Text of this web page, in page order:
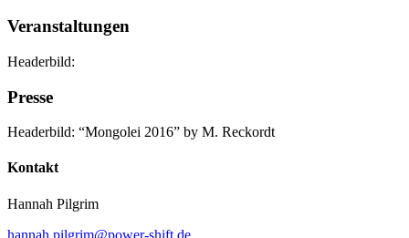
Veranstaltungen
Headerbild:
Presse
Headerbild: “Mongolei 2016” by M. Reckordt
Kontakt
Hannah Pilgrim
hannah.pilgrim@power-shift.de